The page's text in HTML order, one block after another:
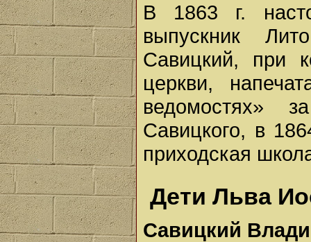
В 1863 г.
выпускник
Савицкий, при
церкви,
ведомостях»
Савицкого, в
приходская
Дети Льва
Савицкий